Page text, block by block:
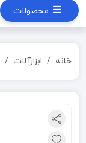
محصولات
خانه ابزارآلات